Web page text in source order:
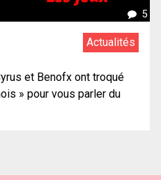
5
Actualités
et Benofx ont troqué
» pour vous parler du